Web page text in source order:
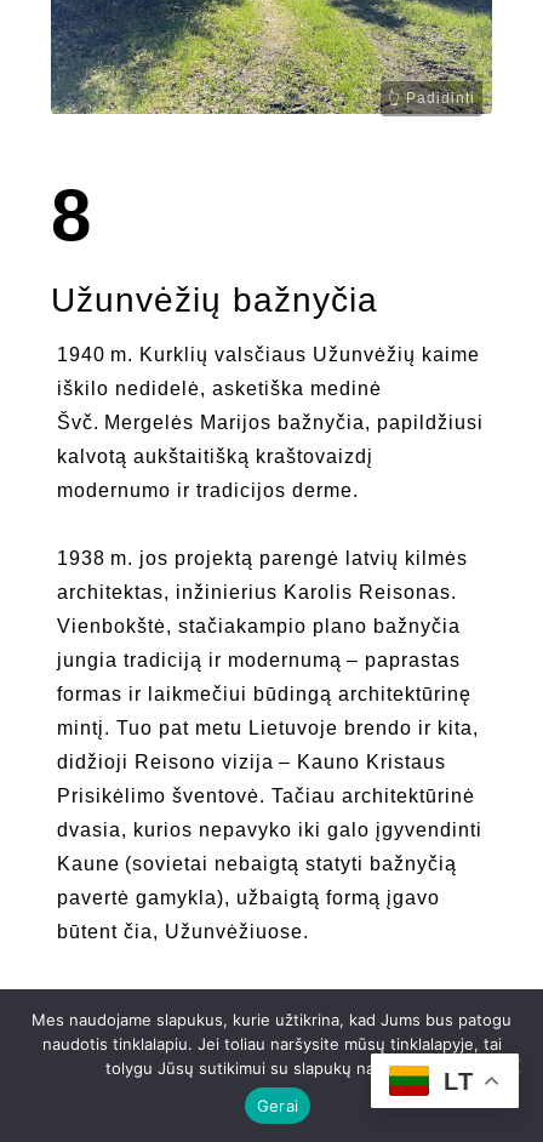
8
Užunvėžių bažnyčia
1940 m. Kurklių valsčiaus Užunvėžių kaime
iškilo nedidelė, asketiška medinė
Švč. Mergelės Marijos bažnyčia, papildžiusi
kalvotą aukštaitišką kraštovaizdį
modernumo ir tradicijos derme.
1938 m. jos projektą parengė latvių kilmės
architektas, inžinierius Karolis Reisonas.
Vienbokštė, stačiakampio plano bažnyčia
jungia tradiciją ir modernumą – paprastas
formas ir laikmečiui būdingą architektūrinę
mintį. Tuo pat metu Lietuvoje brendo ir kita,
didžioji Reisono vizija – Kauno Kristaus
Prisikėlimo šventovė. Tačiau architektūrinė
dvasia, kurios nepavyko iki galo įgyvendinti
Kaune (sovietai nebaigtą statyti bažnyčią
pavertė gamykla), užbaigtą formą įgavo
būtent čia, Užunvėžiuose.
kvietimas sustoti. Aplink tvyranti laukų
ramybė saugo šią vietą nuo skubos ir
triukšmo. Gal todėl Užunvėžių bažnyčia
LT
Mes naudojame slapukus, kurie užtikrina, kad Jums bus patogu
naudotis tinklalapiu. Jei toliau naršysite mūsų tinklalapyje, tai
tolygu Jūsų sutikimui su slapukų naudojimu.
Gerai